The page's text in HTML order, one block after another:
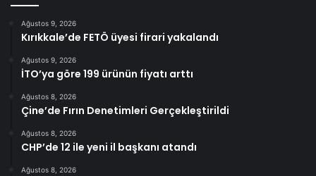
Ağustos 9, 2026
Kırıkkale’de FETÖ üyesi firari yakalandı
Ağustos 9, 2026
İTO’ya göre 199 ürünün fiyatı arttı
Ağustos 8, 2026
Çine’de Fırın Denetimleri Gerçekleştirildi
Ağustos 8, 2026
CHP’de 12 ile yeni il başkanı atandı
Ağustos 8, 2026